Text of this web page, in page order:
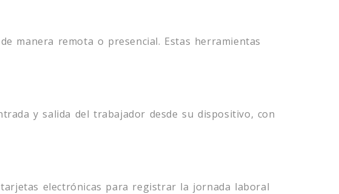
manera remota o presencial. Estas herramientas
y salida del trabajador desde su dispositivo, con
electrónicas para registrar la jornada laboral